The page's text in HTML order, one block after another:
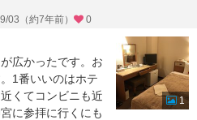
03（約7年前） 0
広かったです。お
1番いいのはホテ
くてコンビニも近
に参拝に行くにも
1